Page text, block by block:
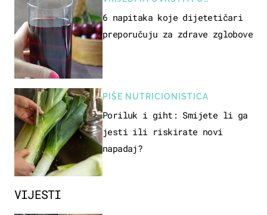
VIJESTI
PREHRANU
6 napitaka koje dijetetičari
preporučuju za zdrave zglobove
PIŠE NUTRICIONISTICA
Poriluk i giht: Smijete li ga
jesti ili riskirate novi
napadaj?